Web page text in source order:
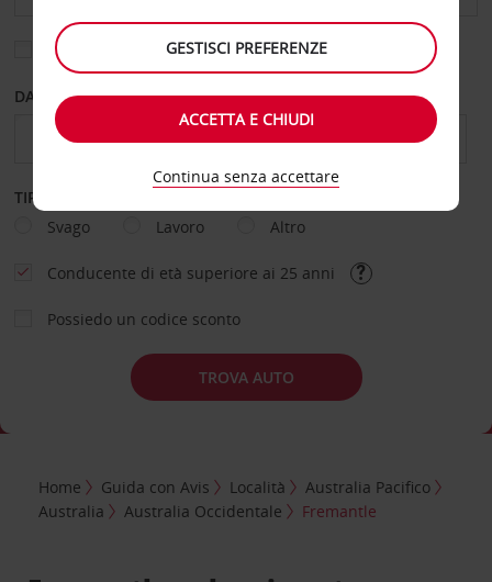
Scegli una località di riconsegna diversa
DAL GIORNO AL GIORNO
TIPOLOGIA DI NOLEGGIO
Svago
Lavoro Altro
Conducente di età superiore ai 25 anni
Possiedo un codice sconto
TROVA AUTO
Home Guida con Avis Località
Australia Pacifico
Australia
Australia Occidentale Fremantle
GESTISCI PREFERENZE
ACCETTA E CHIUDI
Continua senza accettare